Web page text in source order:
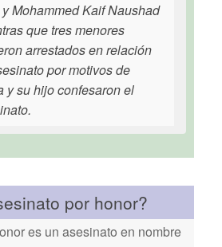
Mohammed Kaif Naushad
que tres menores
arrestados en relación
por motivos de
y su hijo confesaron el
por honor?
es un asesinato en nombre